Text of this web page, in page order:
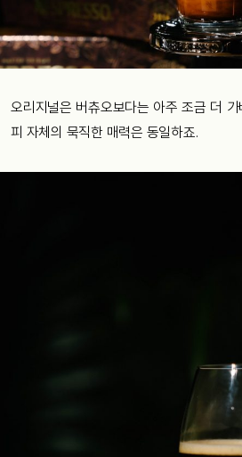
오리지널은 버츄오보다는 아주 조금 더
피 자체의 묵직한 매력은 동일하죠.